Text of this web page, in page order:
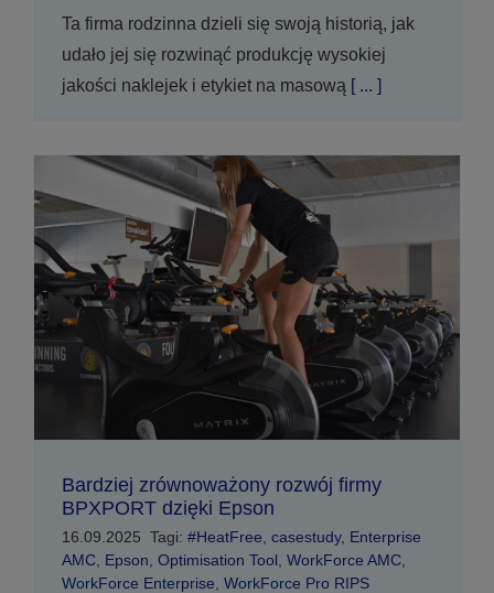
Ta firma rodzinna dzieli się swoją historią, jak
udało jej się rozwinąć produkcję wysokiej
jakości naklejek i etykiet na masową [ ... ]
Bardziej zrównoważony rozwój firmy
BPXPORT dzięki Epson
16.09.2025 Tagi: #HeatFree casestudy, Enterprise
AMC, Epson Optimisation Tool WorkForce AMC,
WorkForce Enterprise WorkForce Pro RIPS